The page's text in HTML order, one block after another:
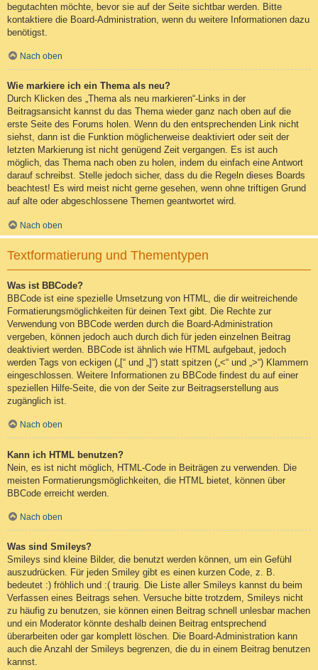
begutachten möchte, bevor sie auf der Seite sichtbar werden. Bitte
kontaktiere die Board-Administration, wenn du weitere Informationen dazu
benötigst.
Nach oben
Wie markiere ich ein Thema als neu?
Durch Klicken des „Thema als neu markieren“-Links in der
Beitragsansicht kannst du das Thema wieder ganz nach oben auf die
erste Seite des Forums holen. Wenn du den entsprechenden Link nicht
siehst, dann ist die Funktion möglicherweise deaktiviert oder seit der
letzten Markierung ist nicht genügend Zeit vergangen. Es ist auch
möglich, das Thema nach oben zu holen, indem du einfach eine Antwort
darauf schreibst. Stelle jedoch sicher, dass du die Regeln dieses Boards
beachtest! Es wird meist nicht gerne gesehen, wenn ohne triftigen Grund
auf alte oder abgeschlossene Themen geantwortet wird.
Nach oben
Textformatierung und Thementypen
Was ist BBCode?
BBCode ist eine spezielle Umsetzung von HTML, die dir weitreichende
Formatierungsmöglichkeiten für deinen Text gibt. Die Rechte zur
Verwendung von BBCode werden durch die Board-Administration
vergeben, können jedoch auch durch dich für jeden einzelnen Beitrag
deaktiviert werden. BBCode ist ähnlich wie HTML aufgebaut, jedoch
werden Tags von eckigen („[“ und „]“) statt spitzen („<“ und „>“) Klammern
eingeschlossen. Weitere Informationen zu BBCode findest du auf einer
speziellen Hilfe-Seite, die von der Seite zur Beitragserstellung aus
zugänglich ist.
Nach oben
Kann ich HTML benutzen?
Nein, es ist nicht möglich, HTML-Code in Beiträgen zu verwenden. Die
meisten Formatierungsmöglichkeiten, die HTML bietet, können über
BBCode erreicht werden.
Nach oben
Was sind Smileys?
Smileys sind kleine Bilder, die benutzt werden können, um ein Gefühl
auszudrücken. Für jeden Smiley gibt es einen kurzen Code, z. B.
bedeutet :) fröhlich und :( traurig. Die Liste aller Smileys kannst du beim
Verfassen eines Beitrags sehen. Versuche bitte trotzdem, Smileys nicht
zu häufig zu benutzen, sie können einen Beitrag schnell unlesbar machen
und ein Moderator könnte deshalb deinen Beitrag entsprechend
überarbeiten oder gar komplett löschen. Die Board-Administration kann
auch die Anzahl der Smileys begrenzen, die du in einem Beitrag benutzen
kannst.